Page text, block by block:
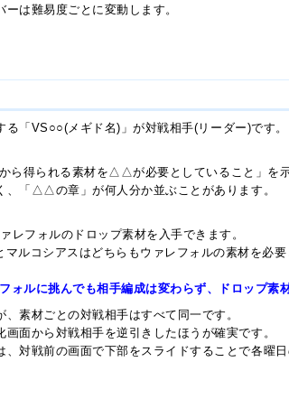
は難易度ごとに変動します。
「VS○○(メギド名)」が対戦相手(リーダー)です。
得られる素材を△△が必要としていること」を示
、「△△の章」が何人分か並ぶことがあります。
レフォルのドロップ素材を入手できます。
ルコシアスはどちらもウァレフォルの素材を必
ルに挑んでも相手編成は変わらず、ドロップ素
素材ごとの対戦相手はすべて同一です。
面から対戦相手を逆引きしたほうが確実です。
対戦前の画面で下部をスライドすることで各曜日